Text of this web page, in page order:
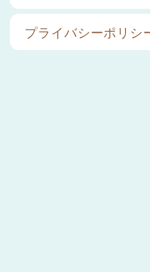
プライバシーポリシ